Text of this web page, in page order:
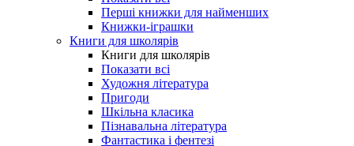
Перші книжки для найменших
Книжки-іграшки
Книги для школярів
Книги для школярів
Показати всі
Художня література
Пригоди
Шкільна класика
Пізнавальна література
Фантастика і фентезі